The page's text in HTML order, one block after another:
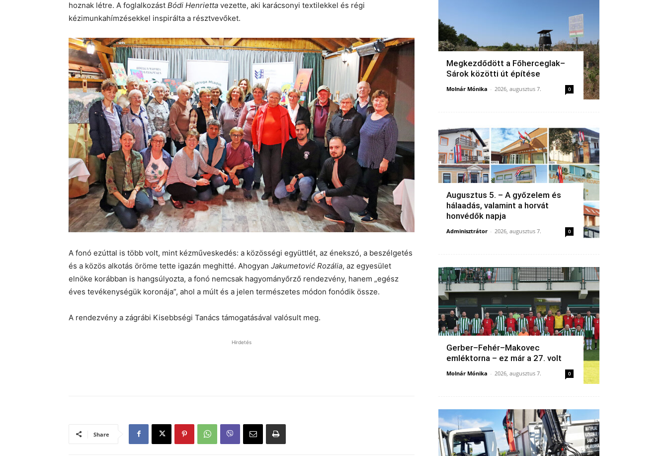
hoznak létre. A foglalkozást Bódi Henrietta vezette, aki karácsonyi textilekkel és régi
kézimunkahímzésekkel inspirálta a résztvevőket.
A fonó ezúttal is több volt, mint kézműveskedés: a közösségi együttlét, az énekszó, a beszélgetés
és a közös alkotás öröme tette igazán meghitté. Ahogyan Jakumetović Rozália, az egyesület
elnöke korábban is hangsúlyozta, a fonó nemcsak hagyományőrző rendezvény, hanem „egész
éves tevékenységük koronája”, ahol a múlt és a jelen természetes módon fonódik össze.
A rendezvény a zágrábi Kisebbségi Tanács támogatásával valósult meg.
Hirdetés
Share
Megkezdődött a Főherceglak–
Sárok közötti út építése
Molnár Mónika - 2026, augusztus 7. 0
Augusztus 5. – A győzelem és
hálaadás, valamint a horvát
honvédők napja
Adminisztrátor - 2026, augusztus 7. 0
Gerber–Fehér–Makovec
emléktorna – ez már a 27. volt
Molnár Mónika - 2026, augusztus 7. 0